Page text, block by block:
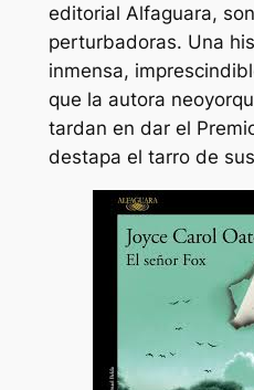
editorial Alfaguara,
perturbadoras. Una
inmensa,
que la autora
tardan en dar el
destapa el tarro de